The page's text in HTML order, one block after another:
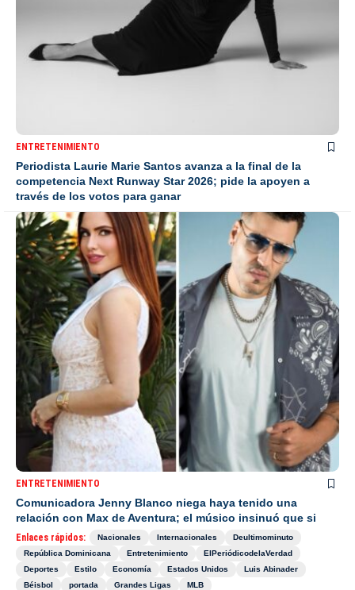
ENTRETENIMIENTO
Periodista Laurie Marie Santos avanza a la final de la
competencia Next Runway Star 2026; pide la apoyen a
través de los votos para ganar
ENTRETENIMIENTO
Comunicadora Jenny Blanco niega haya tenido una
relación con Max de Aventura; el músico insinuó que si
Enlaces rápidos: Nacionales Internacionales
Deultimominuto
República Dominicana
Entretenimiento
ElPeriódicodelaVerdad
Deportes
Estilo Economía Estados Unidos
Luis Abinader
Béisbol
portada Grandes Ligas MLB